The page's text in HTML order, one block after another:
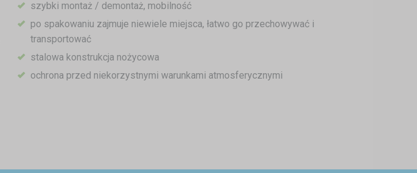
szybki montaż / demontaż, mobilność
po spakowaniu zajmuje niewiele miejsca, łatwo go przechowywać i
transportować
stalowa konstrukcja nożycowa
ochrona przed niekorzystnymi warunkami atmosferycznymi